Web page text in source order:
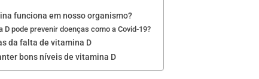
funciona em nosso organismo?
D pode prevenir doenças como a Covid-19?
da falta de vitamina D
bons níveis de vitamina D